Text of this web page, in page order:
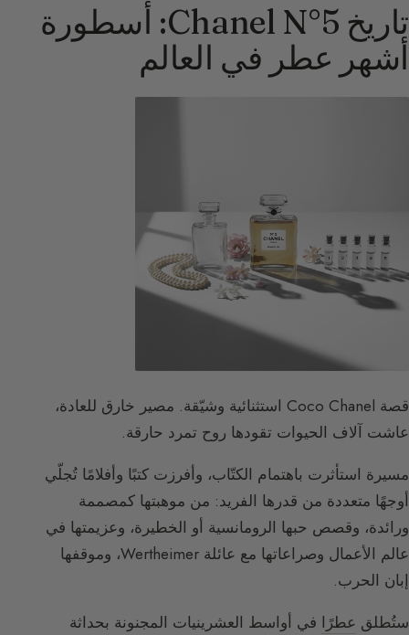
تاريخ Chanel N°5: أسطورة
أشهر عطر في العالم
قصة Coco Chanel استثنائية وشيّقة. مصير خارق للعادة،
عاشت آلاف الحيوات تقودها روح تمرد حارقة.
مسيرة استأثرت باهتمام الكتّاب، وأفرزت كتبًا وأفلامًا تُجلّي
أوجهًا متعددة من قدرها الفريد: من موهبتها كمصممة
ورائدة، وقصص حبها الرومانسية أو الخطيرة، وعزيمتها في
عالم الأعمال وصراعاتها مع عائلة Wertheimer، وموقفها
إبان الحرب.
ستُطلق عطرًا في أواسط العشرينيات المجنونة بحداثة